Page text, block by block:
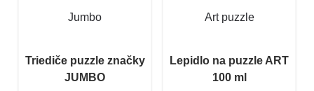
Jumbo
Triediče puzzle značky
JUMBO
Art puzzle
Lepidlo na puzzle ART
100 ml